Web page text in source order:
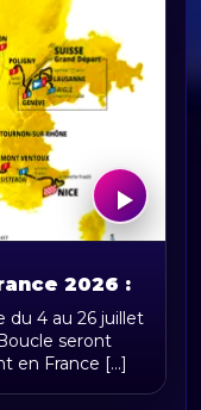
2026 :
en direct
du 4 au 26 juillet
seront
en France [...]